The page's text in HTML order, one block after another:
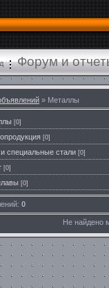
Форум и
» Металлы
[0]
[0]
специальные стали [0]
[0]
[0]
: 0
Не найдено